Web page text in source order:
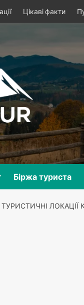
Цікаві факти
Біржа туриста
ТУРИСТИЧНІ ЛОКАЦІЇ